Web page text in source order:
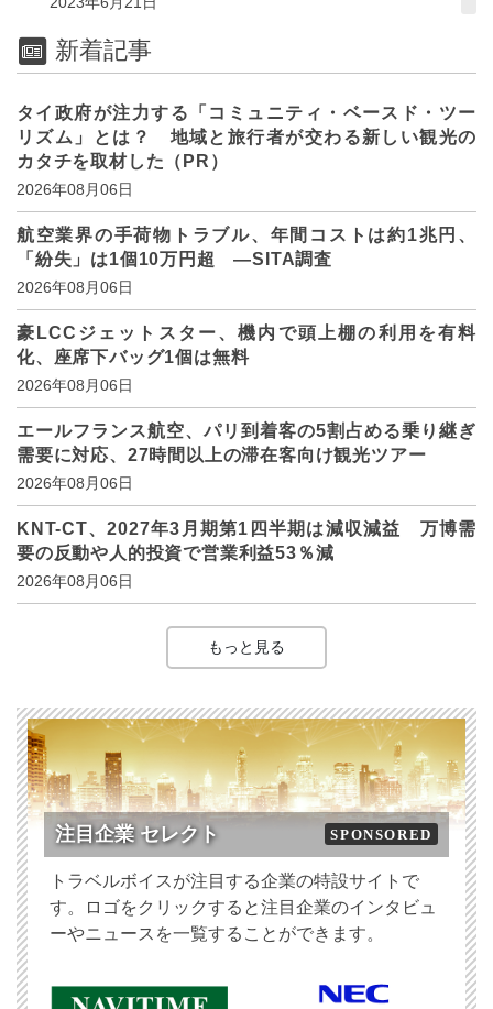
新着記事
タイ政府が注力する「コミュニティ・ベースド・ツー
リズム」とは？ 地域と旅行者が交わる新しい観光の
カタチを取材した（PR）
2026年08月06日
航空業界の手荷物トラブル、年間コストは約1兆円、
「紛失」は1個10万円超 ―SITA調査
2026年08月06日
豪LCCジェットスター、機内で頭上棚の利用を有料
化、座席下バッグ1個は無料
2026年08月06日
エールフランス航空、パリ到着客の5割占める乗り継ぎ
需要に対応、27時間以上の滞在客向け観光ツアー
2026年08月06日
KNT-CT、2027年3月期第1四半期は減収減益 万博需
要の反動や人的投資で営業利益53％減
2026年08月06日
もっと見る
注目企業 セレクト SPONSORED
トラベルボイスが注目する企業の特設サイトで
す。ロゴをクリックすると注目企業のインタビュ
ーやニュースを一覧することができます。